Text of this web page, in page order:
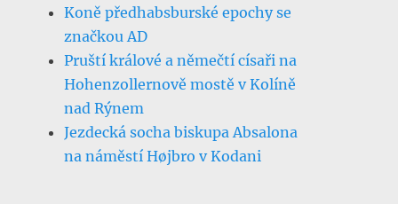
Koně předhabsburské epochy se
značkou AD
Pruští králové a němečtí císaři na
Hohenzollernově mostě v Kolíně
nad Rýnem
Jezdecká socha biskupa Absalona
na náměstí Højbro v Kodani